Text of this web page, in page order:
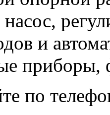
и
приборы,
по